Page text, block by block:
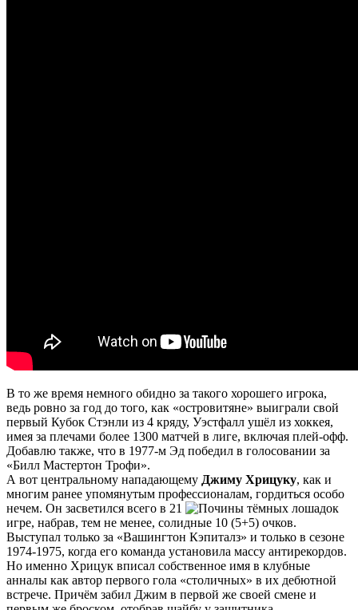
В то же время немного обидно за такого хорошего игрока,
ведь ровно за год до того, как «островитяне» выиграли свой
первый Кубок Стэнли из 4 кряду, Уэстфалл ушёл из хоккея,
имея за плечами более 1300 матчей в лиге, включая плей-офф.
Добавлю также, что в 1977-м Эд победил в голосовании за
«Билл Мастертон Трофи».
А вот центральному нападающему Джиму Хрицуку, как и
многим ранее упомянутым профессионалам, гордиться особо
нечем. Он засветился всего в 21
игре, набрав, тем не менее, солидные 10 (5+5) очков.
Выступал только за «Вашингтон Кэпиталз» и только в сезоне
1974-1975, когда его команда установила массу антирекордов.
Но именно Хрицук вписал собственное имя в клубные
анналы как автор первого гола «столичных» в их дебютной
встрече. Причём забил Джим в первой же своей смене и